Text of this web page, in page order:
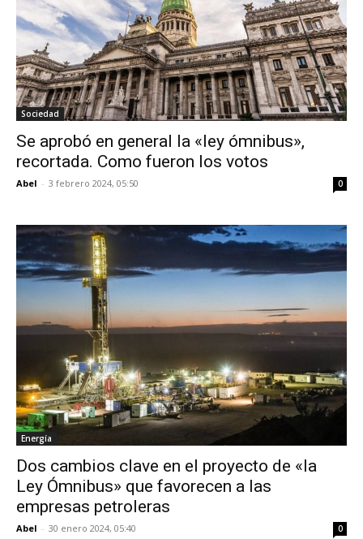
Sociedad
Se aprobó en general la «ley ómnibus»,
recortada. Como fueron los votos
Abel - 3 febrero 2024, 05:50 0
Energía
Dos cambios clave en el proyecto de «la
Ley Ómnibus» que favorecen a las
empresas petroleras
Abel - 30 enero 2024, 05:40 0